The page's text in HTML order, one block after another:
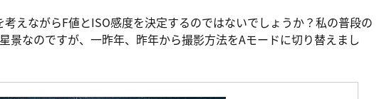
えながらF値とISO感度を決定するのではないでしょうか？私の普段の
景なのですが、一昨年、昨年から撮影方法をAモードに切り替えまし